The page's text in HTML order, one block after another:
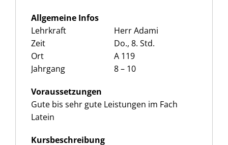
Allgemeine Infos
Lehrkraft
Zeit
Ort
Jahrgang
Herr Adami
Do., 8. Std.
A 119
8 – 10
Voraussetzungen
Gute bis sehr gute Leistungen im Fach
Latein
Kursbeschreibung